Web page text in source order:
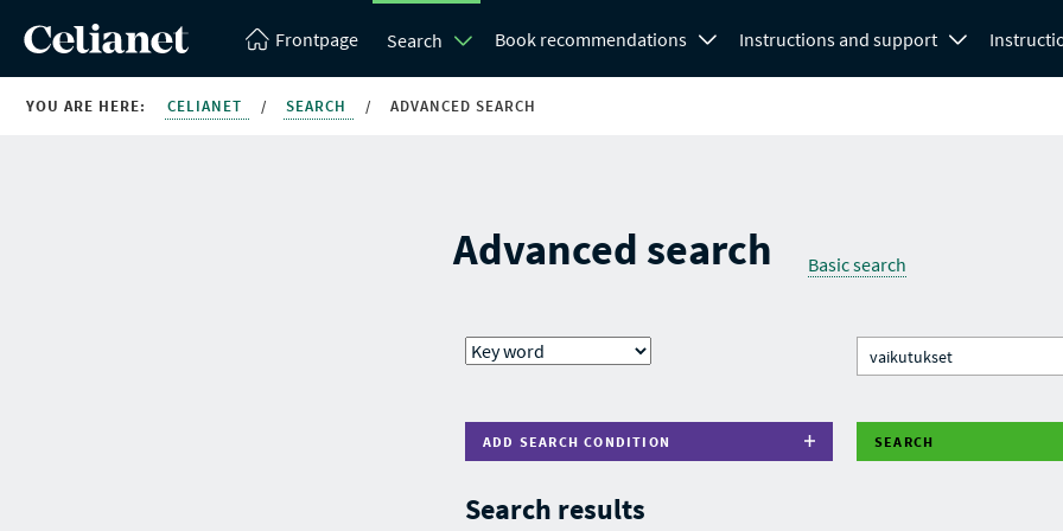
Frontpage Search Book recommendations Instructions and support
YOU ARE HERE: CELIANET / SEARCH / ADVANCED SEARCH
Advanced search Basic search
ADD SEARCH CONDITION SEARCH
Search results